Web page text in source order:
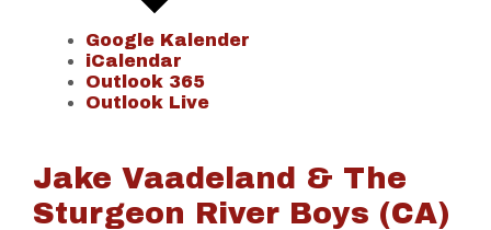
Google Kalender
iCalendar
Outlook 365
Outlook Live
Jake Vaadeland & The
Sturgeon River Boys (CA)